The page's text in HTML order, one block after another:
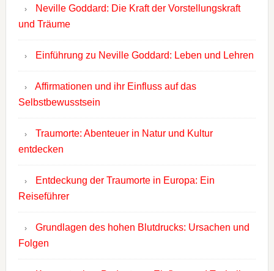
Neville Goddard: Die Kraft der Vorstellungskraft
und Träume
Einführung zu Neville Goddard: Leben und Lehren
Affirmationen und ihr Einfluss auf das
Selbstbewusstsein
Traumorte: Abenteuer in Natur und Kultur
entdecken
Entdeckung der Traumorte in Europa: Ein
Reiseführer
Grundlagen des hohen Blutdrucks: Ursachen und
Folgen